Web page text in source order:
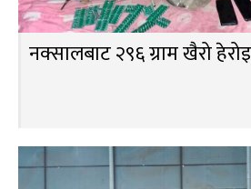
नक्सालबाट २९६ ग्राम खैरो